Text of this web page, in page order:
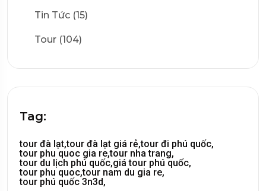
Tin Tức (15)
Tour (104)
Tag:
tour đà lạt,tour đà lạt giá rẻ,tour đi phú quốc,
tour phu quoc gia re,tour nha trang,
tour du lịch phú quốc,giá tour phú quốc,
tour phu quoc,tour nam du gia re,
tour phú quốc 3n3d,